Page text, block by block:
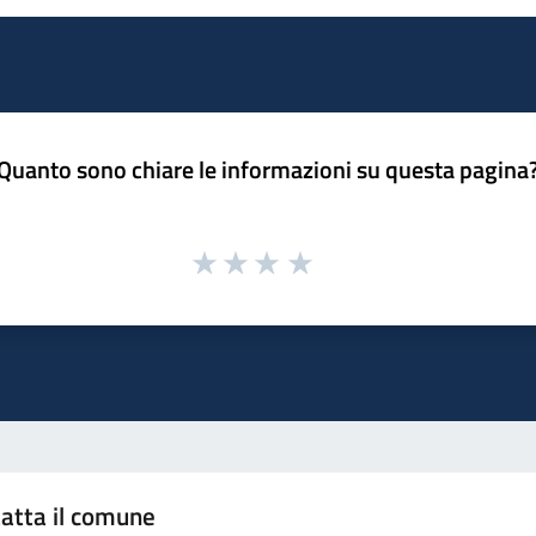
sono chiare le informazioni su questa
il comune